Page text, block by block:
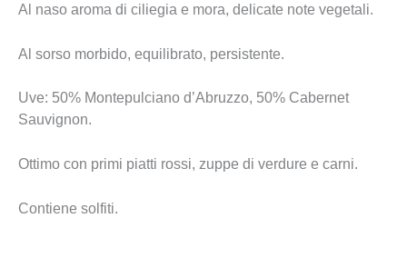
Al naso aroma di ciliegia e mora, delicate note vegetali.
Al sorso morbido, equilibrato, persistente.
Uve: 50% Montepulciano d’Abruzzo, 50% Cabernet
Sauvignon.
Ottimo con primi piatti rossi, zuppe di verdure e carni.
Contiene solfiti.